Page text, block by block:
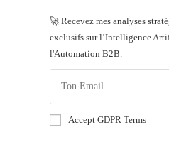
🚀 Recevez mes analyses
exclusifs sur l’Intelligence
l'Automation B2B.
Accept GDPR Terms